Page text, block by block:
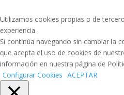
Utilizamos cookies propias o de
experiencia.
Si continúa navegando sin cambiar la
que acepta el uso de cookies de
información en nuestra página de
Configurar Cookies ACEPTAR